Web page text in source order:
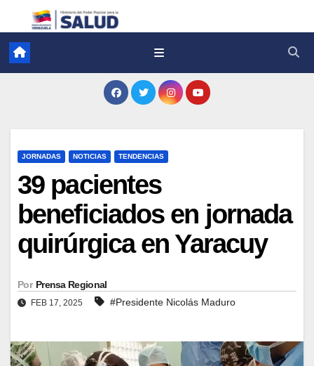
JORNADAS NOTICIAS TENDENCIAS
39 pacientes
beneficiados en jornada
quirúrgica en Yaracuy
Por Prensa Regional
FEB 17, 2025 #Presidente Nicolás Maduro